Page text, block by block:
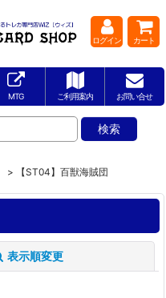
ログイン カート
MTG ご利用案内 お問い合せ
> 【ST04】百獣海賊団
表示順変更